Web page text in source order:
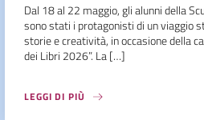
Dal 18 al 22 maggio, gli alunni della
sono stati i protagonisti di un viaggio
storie e creatività, in occasione della
dei Libri 2026”. La […]
LEGGI DI PIÙ